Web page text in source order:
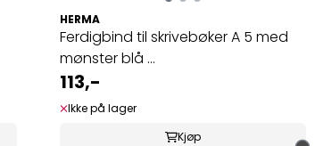
HERMA
Ferdigbind til skrivebøker A 5 med
mønster blå ...
113,-
Ikke på lager
Kjøp